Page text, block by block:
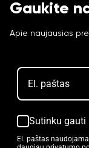
Gaukite
Apie naujausias
Sutinku gauti
El. paštas